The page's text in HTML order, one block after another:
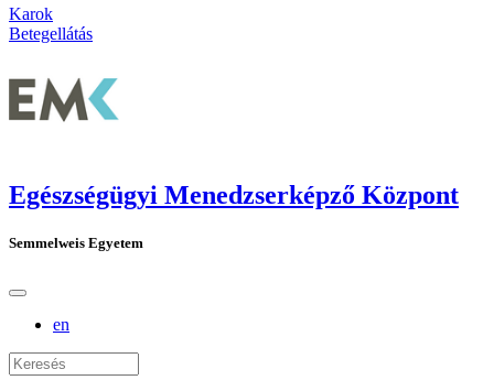
Karok
Betegellátás
Egészségügyi Menedzserképző Központ
Semmelweis Egyetem
en